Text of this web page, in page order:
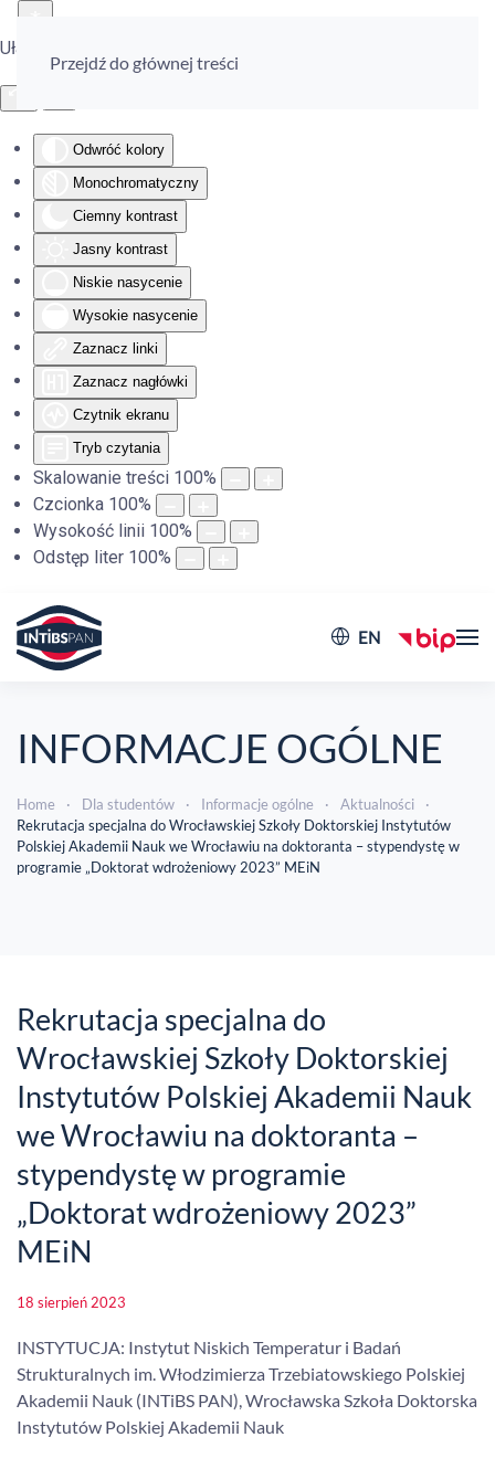
Ułatwienia dostępu
Odwróć kolory
Monochromatyczny
Ciemny kontrast
Jasny kontrast
Niskie nasycenie
Wysokie nasycenie
Zaznacz linki
Zaznacz nagłówki
Czytnik ekranu
Tryb czytania
Skalowanie treści 100%
Czcionka 100%
Wysokość linii 100%
Odstęp liter 100%
Przejdź do głównej treści
EN
INFORMACJE OGÓLNE
Home Dla studentów Informacje ogólne
Aktualności
Rekrutacja specjalna do Wrocławskiej Szkoły Doktorskiej Instytutów
Polskiej Akademii Nauk we Wrocławiu na doktoranta – stypendystę w
programie „Doktorat wdrożeniowy 2023” MEiN
Rekrutacja specjalna do
Wrocławskiej Szkoły Doktorskiej
Instytutów Polskiej Akademii Nauk
we Wrocławiu na doktoranta –
stypendystę w programie
„Doktorat wdrożeniowy 2023”
MEiN
18 sierpień 2023
INSTYTUCJA: Instytut Niskich Temperatur i Badań
Strukturalnych im. Włodzimierza Trzebiatowskiego Polskiej
Akademii Nauk (INTiBS PAN), Wrocławska Szkoła Doktorska
Instytutów Polskiej Akademii Nauk